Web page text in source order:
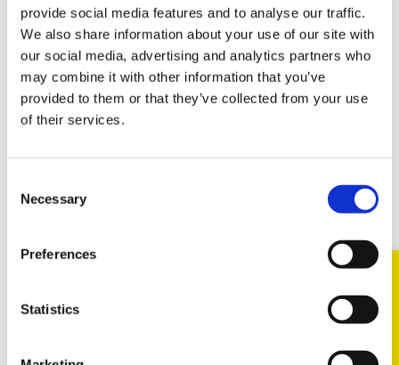
provide social media features and to analyse our traffic.
We also share information about your use of our site with
our social media, advertising and analytics partners who
may combine it with other information that you’ve
provided to them or that they’ve collected from your use
of their services.
Selection
Necessary
Preferences
Statistics
LATEST PRODUCT RELATED NEWS
WSZYSTKO
2025